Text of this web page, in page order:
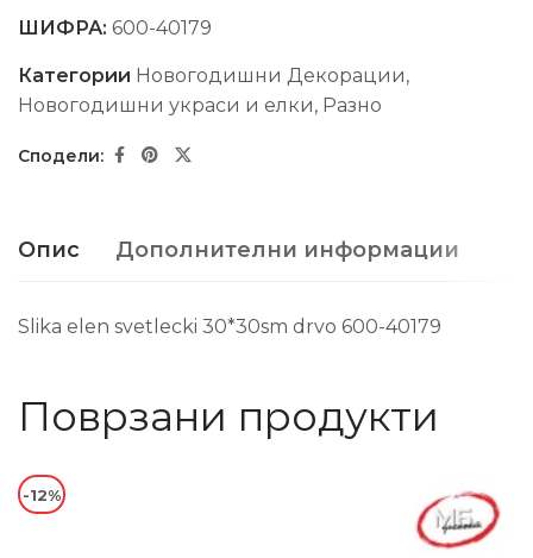
ШИФРА: 600-40179
Категории Новогодишни Декорации,
Новогодишни украси и елки, Разно
Опис Дополнителни информации
Slika elen svetlecki 30*30sm drvo 600-40179
Поврзани продукти
-12%